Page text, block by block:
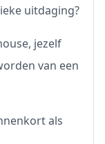
uitdaging?
jezelf
van een
als